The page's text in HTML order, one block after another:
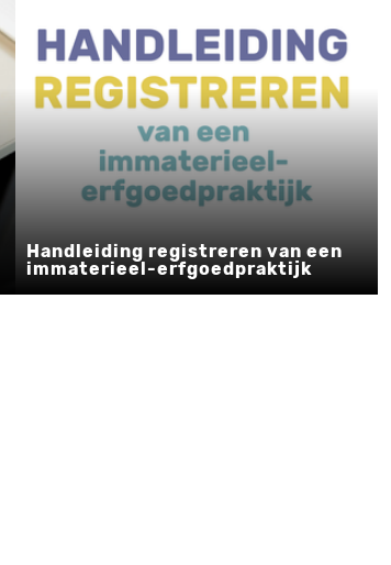
Handleiding registreren van een
immaterieel-erfgoedpraktijk